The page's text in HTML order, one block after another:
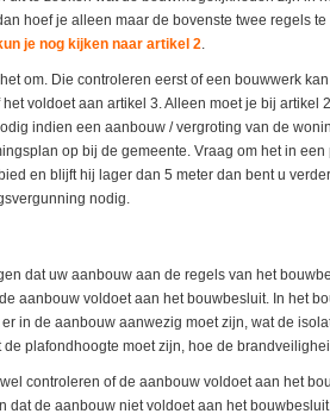
hoef je alleen maar de bovenste twee regels
je nog kijken naar artikel 2.
om. Die controleren eerst of een bouwwerk
voldoet aan artikel 3. Alleen moet je bij artikel
indien een aanbouw / vergroting van de
op bij de gemeente. Vraag om het in
en blijft hij lager dan 5 meter dan bent u
nodig.
dat uw aanbouw aan de regels van het
aanbouw voldoet aan het bouwbesluit. In het
in de aanbouw aanwezig moet zijn, wat de
plafondhoogte moet zijn, hoe de
controleren of de aanbouw voldoet aan het
dat de aanbouw niet voldoet aan het